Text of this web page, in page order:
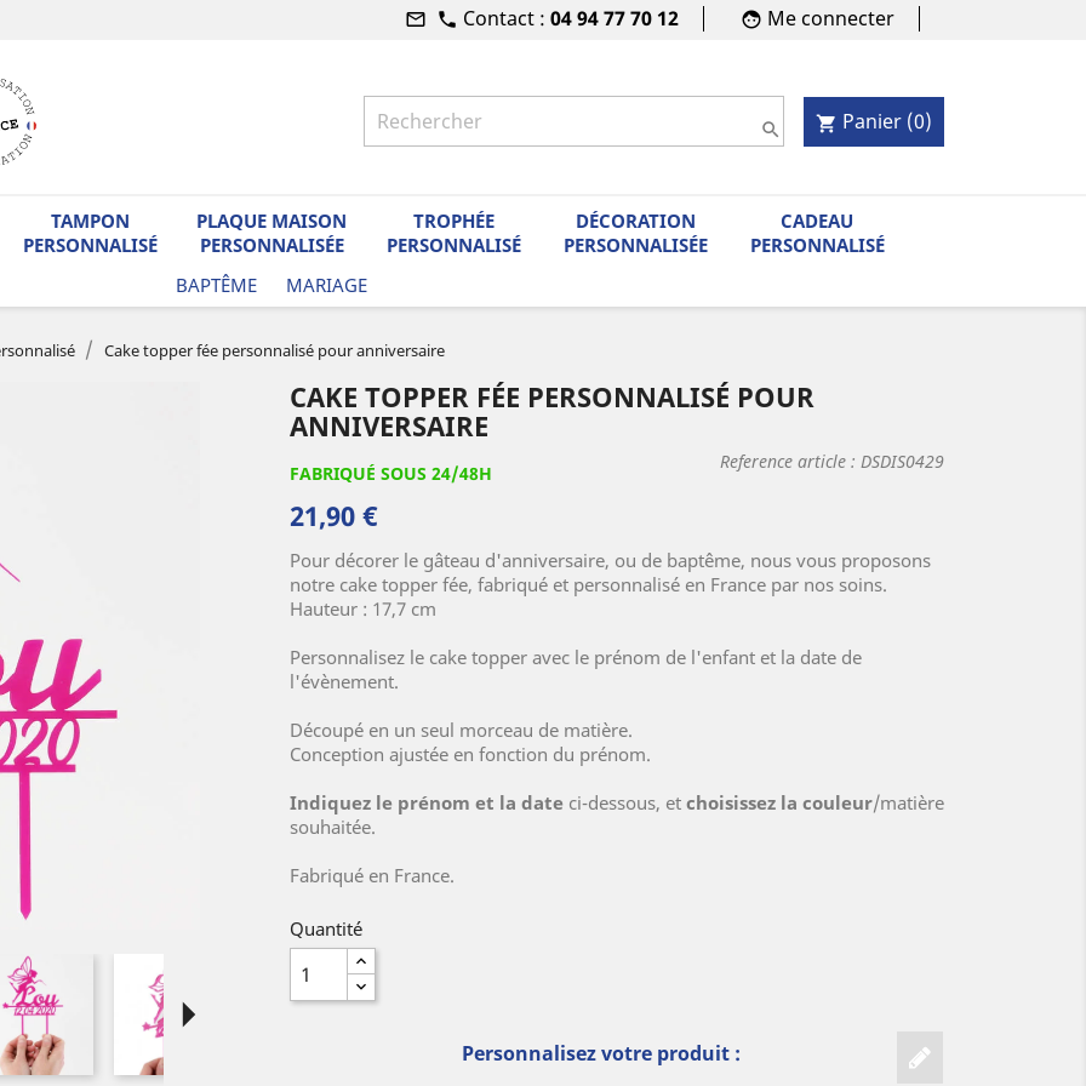
mail_outline phone Contact : 04 94 77 70 12 face Me connecter
 shopping_cart Panier (0)
TAMPON
PERSONNALISÉ
PLAQUE MAISON
PERSONNALISÉE
TROPHÉE
PERSONNALISÉ
DÉCORATION
PERSONNALISÉE
CADEAU
PERSONNALISÉ
BAPTÊME
MARIAGE
Cake topper fée personnalisé pour anniversaire
arrow_right
CAKE TOPPER FÉE PERSONNALISÉ POUR
ANNIVERSAIRE
FABRIQUÉ SOUS 24/48H
Reference article : DSDIS0429
21,90 €
Pour décorer le gâteau d'anniversaire, ou de baptême, nous vous proposons
notre cake topper fée, fabriqué et personnalisé en France par nos soins.
Hauteur : 17,7 cm
Personnalisez le cake topper avec le prénom de l'enfant et la date de
l'évènement.
Découpé en un seul morceau de matière.
Conception ajustée en fonction du prénom.
Indiquez le prénom et la date ci-dessous, et choisissez la couleur/matière
souhaitée.
Fabriqué en France.
Quantité
Personnalisez votre produit :